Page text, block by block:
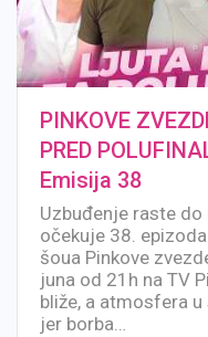
PINKOVE
PRED
Emisija 38
Uzbuđenje raste
očekuje 38.
šoua Pinkove
juna od 21h na TV
bliže, a atmosfera
jer borba…